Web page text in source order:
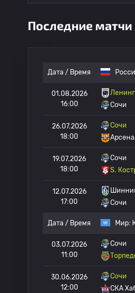
Последние матчи
Дата / Время
01.08.2026
16:00
Сочи
26.07.2026
18:00
Сочи
19.07.2026
18:00
Сочи
S.
12.07.2026
17:00
Сочи
Дата / Время Мир:
03.07.2026
11:00
Сочи
30.06.2026
12:00
Сочи
СКА